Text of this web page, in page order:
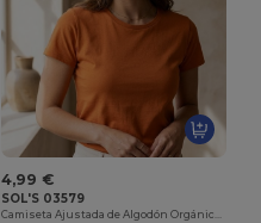
4,99 €
SOL'S 03579
Camiseta Ajustada de Algodón Orgánico para Mujer